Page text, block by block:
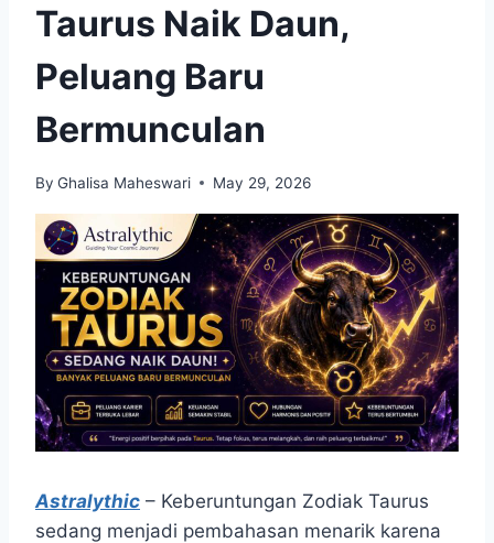
Taurus Naik Daun,
Peluang Baru
Bermunculan
By Ghalisa Maheswari May 29, 2026
Astralythic – Keberuntungan Zodiak Taurus
sedang menjadi pembahasan menarik karena